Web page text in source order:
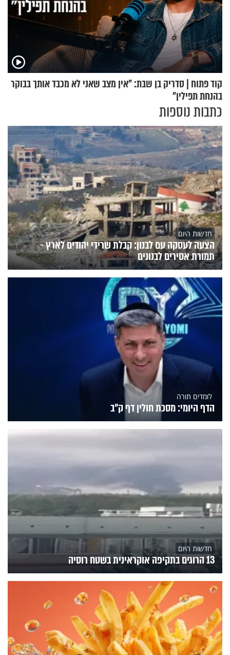
קוד פתוח | סדריק בן שבת: "אין מצב שאני לא מכבד אותך בבוקר
בהנחת תפילין"
כתבות נוספות
חדשות היום
הצעה לעסקה עם לבנון: קבלת שרידי יהודים לארץ -
תמורת אסירים לבנונים
לומדים תורה
הדף היומי: מסכת חולין דף ק"ב
חדשות היום
13 הרוגים בתקיפה אוקראינית בשטח רוסיה